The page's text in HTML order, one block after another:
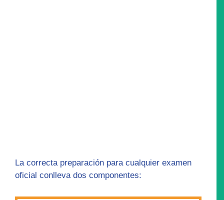
La correcta preparación para cualquier examen
oficial conlleva dos componentes: